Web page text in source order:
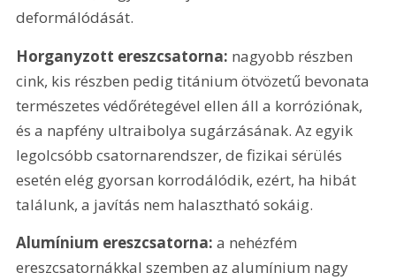
deformálódását.
Horganyzott ereszcsatorna: nagyobb részben
cink, kis részben pedig titánium ötvözetű bevonata
természetes védőrétegével ellen áll a korróziónak,
és a napfény ultraibolya sugárzásának. Az egyik
legolcsóbb csatornarendszer, de fizikai sérülés
esetén elég gyorsan korrodálódik, ezért, ha hibát
találunk, a javítás nem halasztható sokáig.
Alumínium ereszcsatorna: a nehézfém
ereszcsatornákkal szemben az alumínium nagy